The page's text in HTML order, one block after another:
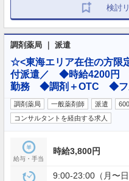
検討
調剤薬局 ｜ 派遣
☆<東海エリア在住の方限
付派遣／ ◆時給4200円
勤務 ◆調剤＋OTC ◆フ
調剤薬局 一般薬剤師 派遣
コンサルタントを経由する求人
給与・手当
時給3,800円
9:00-23:00（月〜